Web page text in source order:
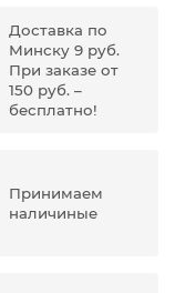
Доставка по
Минску 9 руб.
При заказе от
150 руб. –
бесплатно!
Принимаем
наличиные